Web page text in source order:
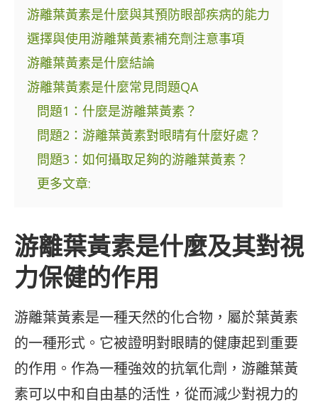
游離葉黃素是什麼與其預防眼部疾病的能力
選擇與使用游離葉黃素補充劑注意事項
游離葉黃素是什麼結論
游離葉黃素是什麼常見問題QA
問題1：什麼是游離葉黃素？
問題2：游離葉黃素對眼睛有什麼好處？
問題3：如何攝取足夠的游離葉黃素？
更多文章:
游離葉黃素是什麼及其對視
力保健的作用
游離葉黃素是一種天然的化合物，屬於葉黃素
的一種形式。它被證明對眼睛的健康起到重要
的作用。作為一種強效的抗氧化劑，游離葉黃
素可以中和自由基的活性，從而減少對視力的